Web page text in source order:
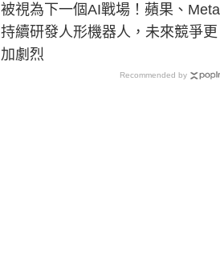
被視為下一個AI戰場！蘋果、Meta
持續研發人形機器人，未來競爭更
加劇烈
Recommended by